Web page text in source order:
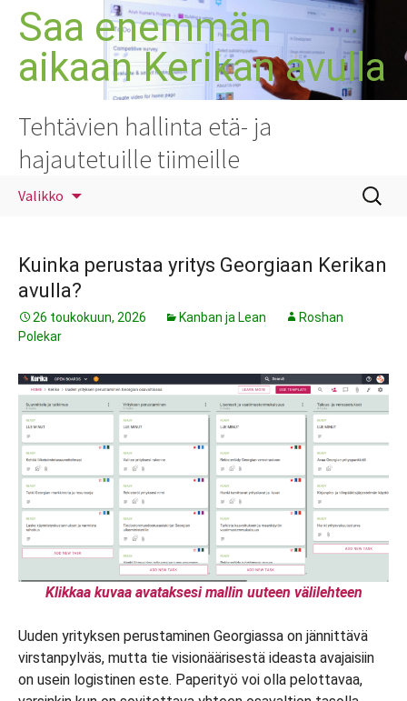
Siirry
sisältöön
Saa enemmän
aikaan Kerikan avulla
Tehtävien hallinta etä- ja
hajautetuille tiimeille
Valikko
Haku:
Kuinka perustaa yritys Georgiaan Kerikan
avulla?
26 toukokuun, 2026 Kanban ja Lean
Roshan
Polekar
Klikkaa kuvaa avataksesi mallin uuteen välilehteen
Uuden yrityksen perustaminen Georgiassa on jännittävä
virstanpylväs, mutta tie visionäärisestä ideasta avajaisiin
on usein logistinen este. Paperityö voi olla pelottavaa,